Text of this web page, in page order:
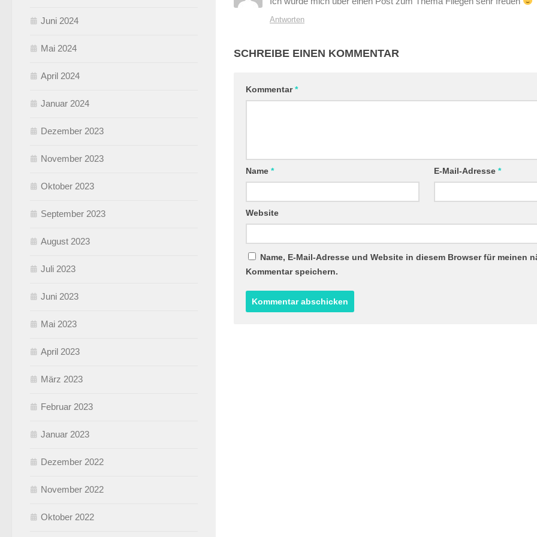
Antworten
SCHREIBE EINEN KOMMENTAR
Kommentar*
Name * E-Mail-Adresse*
Website
Name, E-Mail-Adresse und Website in diesem Browser für meinen
Kommentar speichern.
Juni 2024
Mai 2024
April 2024
Januar 2024
Dezember 2023
November 2023
Oktober 2023
September 2023
August 2023
Juli 2023
Juni 2023
Mai 2023
April 2023
März 2023
Februar 2023
Januar 2023
Dezember 2022
November 2022
Oktober 2022